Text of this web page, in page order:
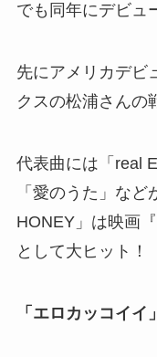
でも同年にデビュ
先にアメリカデビ
クスの松浦さんの
代表曲には「real
「愛のうた」な
HONEY」は映画
として大ヒット！
「エロカッコイイ